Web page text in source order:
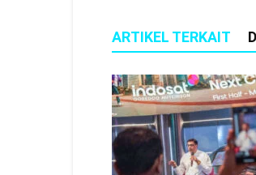
ARTIKEL TERKAIT